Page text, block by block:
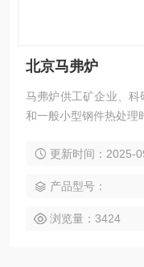
北京马弗炉
马弗炉供工矿企业、
和一般小型钢件热处理
更新时间：2025-
产品型号：
浏览量：3424